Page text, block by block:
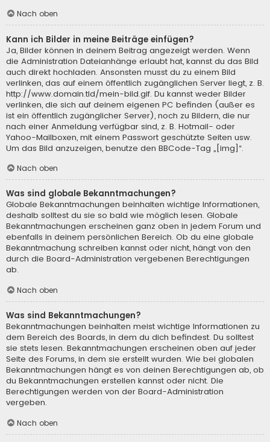
Nach oben
Kann ich Bilder in meine Beiträge einfügen?
Ja, Bilder können in deinem Beitrag angezeigt werden. Wenn
die Administration Dateianhänge erlaubt hat, kannst du das Bild
auch direkt hochladen. Ansonsten musst du zu einem Bild
verlinken, das auf einem öffentlich zugänglichen Server liegt, z. B.
http://www.domain.tld/mein-bild.gif. Du kannst weder Bilder
verlinken, die sich auf deinem eigenen PC befinden (außer es
ist ein öffentlich zugänglicher Server), noch zu Bildern, die nur
nach einer Anmeldung verfügbar sind, z. B. Hotmail- oder
Yahoo-Mailboxen, mit einem Passwort geschützte Seiten usw.
Um das Bild anzuzeigen, benutze den BBCode-Tag „[img]“.
Nach oben
Was sind globale Bekanntmachungen?
Globale Bekanntmachungen beinhalten wichtige Informationen,
deshalb solltest du sie so bald wie möglich lesen. Globale
Bekanntmachungen erscheinen ganz oben in jedem Forum und
ebenfalls in deinem persönlichen Bereich. Ob du eine globale
Bekanntmachung schreiben kannst oder nicht, hängt von den
durch die Board-Administration vergebenen Berechtigungen
ab.
Nach oben
Was sind Bekanntmachungen?
Bekanntmachungen beinhalten meist wichtige Informationen zu
dem Bereich des Boards, in dem du dich befindest. Du solltest
sie stets lesen. Bekanntmachungen erscheinen oben auf jeder
Seite des Forums, in dem sie erstellt wurden. Wie bei globalen
Bekanntmachungen hängt es von deinen Berechtigungen ab, ob
du Bekanntmachungen erstellen kannst oder nicht. Die
Berechtigungen werden von der Board-Administration
vergeben.
Nach oben